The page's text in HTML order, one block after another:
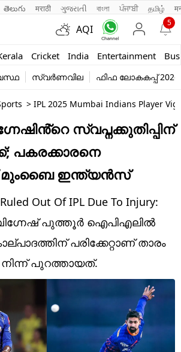
తెలుగు मराठी ગુજરાતી বাংলা ਪੰਜਾਬੀ தமிழ்
AQI
5
Cricket India Entertainment
സ്വർണവില ഫിഫ ലോകകപ്പ് 2026
> IPL 2025 Mumbai Indians Player
സ്വപ്നക്കുതിപ്പിന്
പകരക്കാരനെ
മുംബൈ ഇന്ത്യൻസ്
Out Of IPL Due To Injury:
വിഗ്നേഷ് പുത്തൂർ ഐപിഎലിൽ
പരിക്കേറ്റാണ് താരം
പുറത്തായത്.